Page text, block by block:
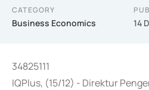
CATEGORY
Business Economics 14
34825111
IQPlus, (15/12) - Direktur